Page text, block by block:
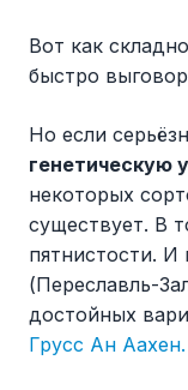
Вот как
быстро
Но если
генетическую
некоторых
существует. В
пятнистости.
(Переславль-
достойных
Грусс Ан Аахен.